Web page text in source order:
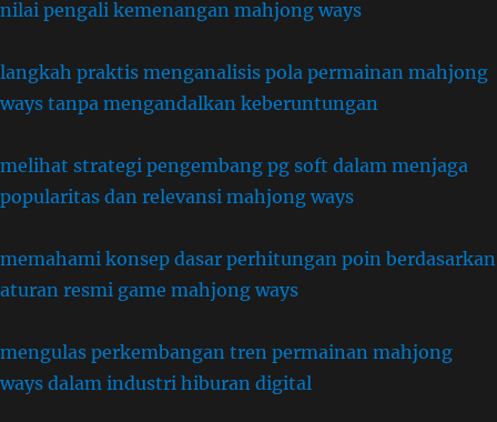
nilai pengali kemenangan mahjong ways
langkah praktis menganalisis pola permainan mahjong
ways tanpa mengandalkan keberuntungan
melihat strategi pengembang pg soft dalam menjaga
popularitas dan relevansi mahjong ways
memahami konsep dasar perhitungan poin berdasarkan
aturan resmi game mahjong ways
mengulas perkembangan tren permainan mahjong
ways dalam industri hiburan digital